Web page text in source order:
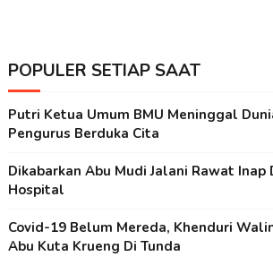
POPULER SETIAP SAAT
Putri Ketua Umum BMU Meninggal
Pengurus Berduka Cita
Dikabarkan Abu Mudi Jalani Rawat Inap
Hospital
Covid-19 Belum Mereda, Khenduri
Abu Kuta Krueng Di Tunda